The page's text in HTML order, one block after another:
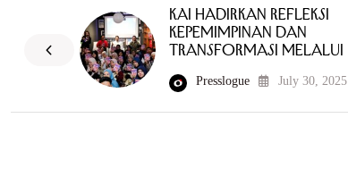
KAI Hadirkan Refleksi
Kepemimpinan dan
Transformasi Melalui
Presslogue July 30, 2025